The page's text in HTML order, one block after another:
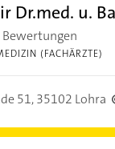
Dr.med. u.
Bewertungen
(FACHÄRZTE)
51,35102 Lohra